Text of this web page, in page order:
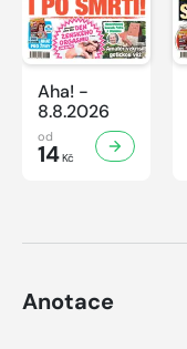
Aha! -
8.8.2026
od
14Kč
Anotace